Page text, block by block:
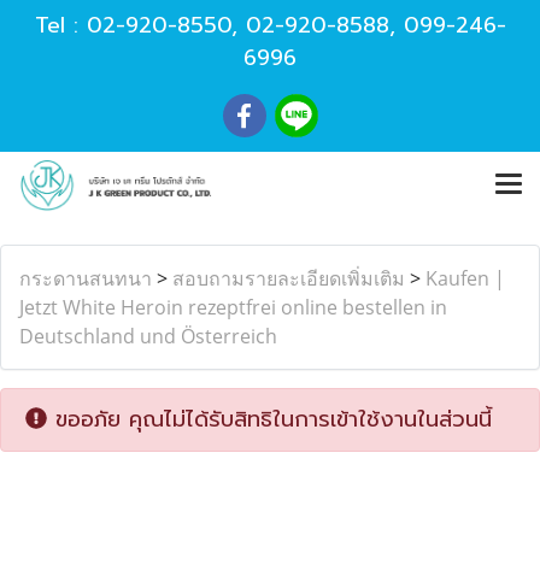
Tel : 02-920-8550, 02-920-8588, 099-246-
6996
กระดานสนทนา > สอบถามรายละเอียดเพิ่มเติม > Kaufen |
Jetzt White Heroin rezeptfrei online bestellen in
Deutschland und Österreich
ขออภัย คุณไม่ได้รับสิทธิในการเข้าใช้งานในส่วนนี้